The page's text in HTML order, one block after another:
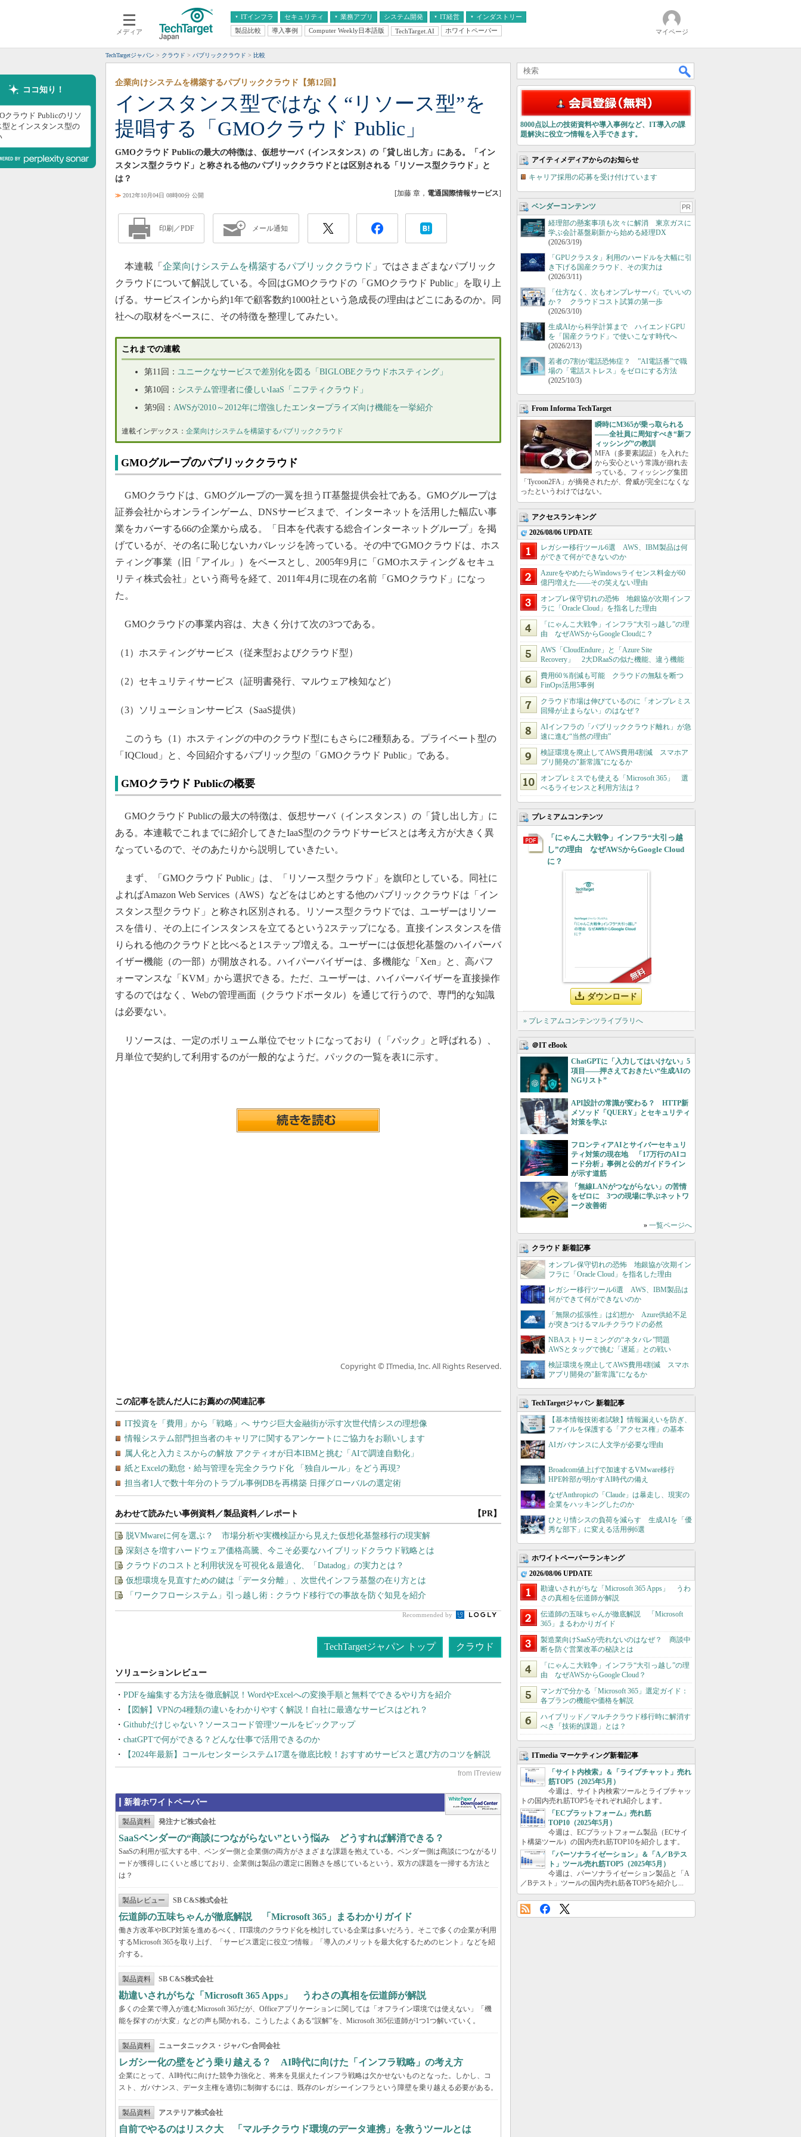
メディア
ITインフラ
クラウド
スマートモバイル
ネットワーク
システム運用管理
セキュリティ 業務アプリ
エンタープライズAI
ERP
CX
情報系システム
システム開発 IT経営
経営とIT
インダストリー
医療IT
製品比較 導入事例 Computer Weekly日本語版 TechTarget.AI ホワイトペーパー マイページ
TechTargetジャパン クラウド パブリッククラウド 比較
ココ知り！
クラウド Publicのリソ
型とインスタンス型の
インスタンス型ではなく“リソース型”を
提唱する「GMOクラウド Public」
企業向けシステムを構築するパブリッククラウド【第12回】
GMOクラウド Publicの最大の特徴は、仮想サーバ（インスタンス）の「貸し出し方」にある。「イン
スタンス型クラウド」と称される他のパブリッククラウドとは区別される「リソース型クラウド」と
は？
≫ 2012年10月04日 08時00分 公開 [加藤 章， 電通国際情報サービス]
印刷／PDF メール通知
本連載「 企業向けシステムを構築するパブリッククラウド 」ではさまざまなパブリック
クラウドについて解説している。今回はGMOクラウドの「GMOクラウド Public」を取り上
げる。サービスインから約1年で顧客数約1000社という急成長の理由はどこにあるのか。同
社への取材をベースに、その特徴を整理してみたい。
これまでの連載
第11回： ユニークなサービスで差別化を図る「BIGLOBEクラウドホスティング」
第10回： システム管理者に優しいIaaS「ニフティクラウド」
第9回： AWSが2010～2012年に増強したエンタープライズ向け機能を一挙紹介
連載インデックス： 企業向けシステムを構築するパブリッククラウド
GMOグループのパブリッククラウド
GMOクラウドは、GMOグループの一翼を担うIT基盤提供会社である。GMOグループは
証券会社からオンラインゲーム、DNSサービスまで、インターネットを活用した幅広い事
業をカバーする66の企業から成る。「日本を代表する総合インターネットグループ」を掲
げているが、その名に恥じないカバレッジを誇っている。その中でGMOクラウドは、ホス
ティング事業（旧「アイル」）をベースとし、2005年9月に「GMOホスティング＆セキュ
リティ株式会社」という商号を経て、2011年4月に現在の名前「GMOクラウド」になっ
た。
GMOクラウドの事業内容は、大きく分けて次の3つである。
（1）ホスティングサービス（従来型およびクラウド型）
（2）セキュリティサービス（証明書発行、マルウェア検知など）
（3）ソリューションサービス（SaaS提供）
このうち（1）ホスティングの中のクラウド型にもさらに2種類ある。プライベート型の
「IQCloud」と、今回紹介するパブリック型の「GMOクラウド Public」である。
GMOクラウド Publicの概要
GMOクラウド Publicの最大の特徴は、仮想サーバ（インスタンス）の「貸し出し方」に
ある。本連載でこれまでに紹介してきたIaaS型のクラウドサービスとは考え方が大きく異
なっているので、そのあたりから説明していきたい。
まず、「GMOクラウド Public」は、「リソース型クラウド」を旗印としている。同社に
よればAmazon Web Services（AWS）などをはじめとする他のパブリッククラウドは「イン
スタンス型クラウド」と称され区別される。リソース型クラウドでは、ユーザーはリソー
スを借り、その上にインスタンスを立てるという2ステップになる。直接インスタンスを借
りられる他のクラウドと比べると1ステップ増える。ユーザーには仮想化基盤のハイパーバ
イザー機能（の一部）が開放される。ハイパーバイザーは、多機能な「Xen」と、高パフ
ォーマンスな「KVM」から選択できる。ただ、ユーザーは、ハイパーバイザーを直接操作
するのではなく、Webの管理画面（クラウドポータル）を通じて行うので、専門的な知識
は必要ない。
リソースは、一定のボリューム単位でセットになっており（「パック」と呼ばれる）、
月単位で契約して利用するのが一般的なようだ。パックの一覧を表1に示す。
Copyright © ITmedia, Inc. All Rights Reserved.
あわせて読みたい事例資料／製品資料／レポート 【PR】
脱VMwareに何を選ぶ？ 市場分析や実機検証から見えた仮想化基盤移行の現実解
深刻さを増すハードウェア価格高騰、今こそ必要なハイブリッドクラウド戦略とは
クラウドのコストと利用状況を可視化＆最適化、「Datadog」の実力とは？
仮想環境を見直すための鍵は「データ分離」、次世代インフラ基盤の在り方とは
「ワークフローシステム」引っ越し術：クラウド移行での事故を防ぐ知見を紹介
Recommended by
TechTargetジャパン トップ クラウド
PDFを編集する方法を徹底解説！WordやExcelへの変換手順と無料でできるやり方を紹介
【図解】VPNの4種類の違いをわかりやすく解説！自社に最適なサービスはどれ？
Githubだけじゃない？ソースコード管理ツールをピックアップ
chatGPTで何ができる？どんな仕事で活用できるのか
【2024年最新】コールセンターシステム17選を徹底比較！おすすめサービスと選び方のコツを解説
新着ホワイトペーパー
製品資料 発注ナビ株式会社
SaaSベンダーの“商談につながらない”という悩み どうすれば解消できる？
SaaSの利用が拡大する中、ベンダー側と企業側の両方がさまざまな課題を抱えている。ベンダー側は商談につながるリ
ードが獲得しにくいと感じており、企業側は製品の選定に困難さを感じているという。双方の課題を一掃する方法と
は？
製品レビュー SB C&S株式会社
伝道師の五味ちゃんが徹底解説 「Microsoft 365」まるわかりガイド
働き方改革やBCP対策を進めるべく、IT環境のクラウド化を検討している企業は多いだろう。そこで多くの企業が利用
するMicrosoft 365を取り上げ、「サービス選定に役立つ情報」「導入のメリットを最大化するためのヒント」などを紹
介する。
製品資料 SB C&S株式会社
勘違いされがちな「Microsoft 365 Apps」 うわさの真相を伝道師が解説
多くの企業で導入が進むMicrosoft 365だが、Officeアプリケーションに関しては「オフライン環境では使えない」「機
能を探すのが大変」などの声も聞かれる。こうしたよくある“誤解”を、Microsoft 365伝道師が1つ1つ解いていく。
製品資料 ニュータニックス・ジャパン合同会社
レガシー化の壁をどう乗り越える？ AI時代に向けた「インフラ戦略」の考え方
企業にとって、AI時代に向けた競争力強化と、将来を見据えたインフラ戦略は欠かせないものとなった。しかし、コ
スト、ガバナンス、データ主権を適切に制御するには、既存のレガシーインフラという障壁を乗り越える必要がある。
製品資料 アステリア株式会社
自前でやるのはリスク大 「マルチクラウド環境のデータ連携」を救うツールとは
8000点以上の技術資料や導入事例など、IT導入の課
題解決に役立つ情報を入手できます。
アイティメディアからのお知らせ
キャリア採用の応募を受け付けています
ベンダーコンテンツ PR
経理部の懸案事項も次々に解消 東京ガスに
学ぶ会計基盤刷新から始める経理DX
(2026/3/19)
「GPUクラスタ」利用のハードルを大幅に引
き下げる国産クラウド、その実力は
(2026/3/11)
「仕方なく、次もオンプレサーバ」でいいの
か？ クラウドコスト試算の第一歩
(2026/3/10)
生成AIから科学計算まで ハイエンドGPU
を「国産クラウド」で使いこなす時代へ
(2026/2/13)
若者の7割が電話恐怖症？ ”AI電話番”で職
場の「電話ストレス」をゼロにする方法
(2025/10/3)
From Informa TechTarget
瞬時にM365が乗っ取られる
――全社員に周知すべき“新フ
ィッシング”の教訓
MFA（多要素認証）を入れた
から安心という常識が崩れ去
っている。フィッシング集団
「Tycoon2FA」が摘発されたが、脅威が完全になくな
ったというわけではない。
アクセスランキング
2026/08/06 UPDATE
レガシー移行ツール6選 AWS、IBM製品は何
ができて何ができないのか
AzureをやめたらWindowsライセンス料金が60
億円増えた――その笑えない理由
オンプレ保守切れの恐怖 地銀協が次期インフ
ラに「Oracle Cloud」を指名した理由
「にゃんこ大戦争」インフラ“大引っ越し”の理
由 なぜAWSからGoogle Cloudに？
AWS「CloudEndure」と「Azure Site
Recovery」 2大DRaaSの似た機能、違う機能
費用60％削減も可能 クラウドの無駄を断つ
FinOps活用5事例
クラウド市場は伸びているのに「オンプレミス
回帰が止まらない」のはなぜ？
AIインフラの「パブリッククラウド離れ」が急
速に進む“当然の理由”
検証環境を廃止してAWS費用4割減 スマホア
プリ開発の"新常識"になるか
オンプレミスでも使える「Microsoft 365」 選
べるライセンスと利用方法は？
プレミアムコンテンツ
「にゃんこ大戦争」インフラ“大引っ越
し”の理由 なぜAWSからGoogle Cloud
に？
ダウンロード
» プレミアムコンテンツライブラリへ
＠IT eBook
ChatGPTに「入力してはいけない」5
項目――押さえておきたい“生成AIの
NGリスト”
API設計の常識が変わる？ HTTP新
メソッド「QUERY」とセキュリティ
対策を学ぶ
フロンティアAIとサイバーセキュリ
ティ対策の現在地 「17万行のAIコ
ード分析」事例と公的ガイドライン
が示す道筋
「無線LANがつながらない」の苦情
をゼロに 3つの現場に学ぶネットワ
ーク改善術
» 一覧ページへ
クラウド 新着記事
オンプレ保守切れの恐怖 地銀協が次期イン
フラに「Oracle Cloud」を指名した理由
レガシー移行ツール6選 AWS、IBM製品は
何ができて何ができないのか
「無限の拡張性」は幻想か Azure供給不足
が突きつけるマルチクラウドの必然
NBAストリーミングの“ネタバレ”問題
AWSとタッグで挑む「遅延」との戦い
検証環境を廃止してAWS費用4割減 スマホ
アプリ開発の"新常識"になるか
TechTargetジャパン 新着記事
【基本情報技術者試験】情報漏えいを防ぎ、
ファイルを保護する「アクセス権」の基本
AIガバナンスに人文学が必要な理由
Broadcom値上げで加速するVMware移行
HPE幹部が明かすAI時代の備え
なぜAnthropicの「Claude」は暴走し、現実の
企業をハッキングしたのか
ひとり情シスの負荷を減らす 生成AIを「優
秀な部下」に変える活用例6選
ホワイトペーパーランキング
2026/08/06 UPDATE
勘違いされがちな「Microsoft 365 Apps」 うわ
さの真相を伝道師が解説
伝道師の五味ちゃんが徹底解説 「Microsoft
365」まるわかりガイド
製造業向けSaaSが売れないのはなぜ？ 商談中
断を防ぐ営業改革の秘訣とは
「にゃんこ大戦争」インフラ“大引っ越し”の理
由 なぜAWSからGoogle Cloud？
マンガで分かる「Microsoft 365」選定ガイド：
各プランの機能や価格を解説
ハイブリッド／マルチクラウド移行時に解消す
べき「技術的課題」とは？
ITmedia マーケティング新着記事
「サイト内検索」＆「ライブチャット」売れ
筋TOP5（2025年5月）
今週は、サイト内検索ツールとライブチャッ
トの国内売れ筋TOP5をそれぞれ紹介します。
「ECプラットフォーム」売れ筋
TOP10（2025年5月）
今週は、ECプラットフォーム製品（ECサイ
ト構築ツール）の国内売れ筋TOP10を紹介します。
「パーソナライゼーション」＆「A／Bテス
ト」ツール売れ筋TOP5（2025年5月）
今週は、パーソナライゼーション製品と「A
／Bテスト」ツールの国内売れ筋各TOP5を紹介し...